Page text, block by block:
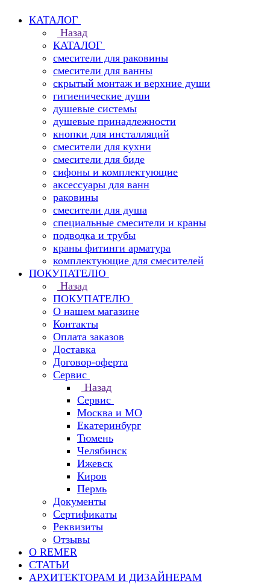
КАТАЛОГ
Назад
КАТАЛОГ
смесители для раковины
смесители для ванны
скрытый монтаж и верхние души
гигиенические души
душевые системы
душевые принадлежности
кнопки для инсталляций
смесители для кухни
смесители для биде
сифоны и комплектующие
аксессуары для ванн
раковины
смесители для душа
специальные смесители и краны
подводка и трубы
краны фитинги арматура
комплектующие для смесителей
ПОКУПАТЕЛЮ
Назад
ПОКУПАТЕЛЮ
О нашем магазине
Контакты
Оплата заказов
Доставка
Договор-оферта
Сервис
Назад
Сервис
Москва и МО
Екатеринбург
Тюмень
Челябинск
Ижевск
Киров
Пермь
Документы
Сертификаты
Реквизиты
Отзывы
О REMER
СТАТЬИ
АРХИТЕКТОРАМ И ДИЗАЙНЕРАМ